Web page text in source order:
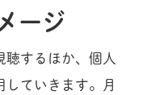
ージ
するほか、個人
ていきます。月